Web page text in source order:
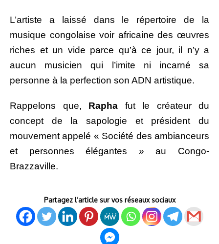
L’artiste a laissé dans le répertoire de la
musique congolaise voir africaine des œuvres
riches et un vide parce qu’à ce jour, il n’y a
aucun musicien qui l’imite ni incarné sa
personne à la perfection son ADN artistique.
Rappelons que, Rapha fut le créateur du
concept de la sapologie et président du
mouvement appelé « Société des ambianceurs
et personnes élégantes » au Congo-
Brazzaville.
Partagez l’article sur vos réseaux sociaux